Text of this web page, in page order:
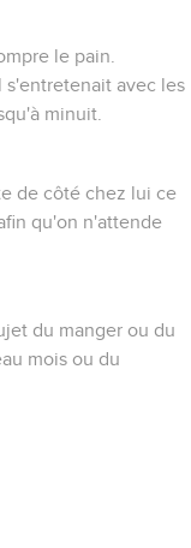
le pain.
s'entretenait avec les
minuit.
de côté chez lui ce
qu'on n'attende
du manger ou du
mois ou du